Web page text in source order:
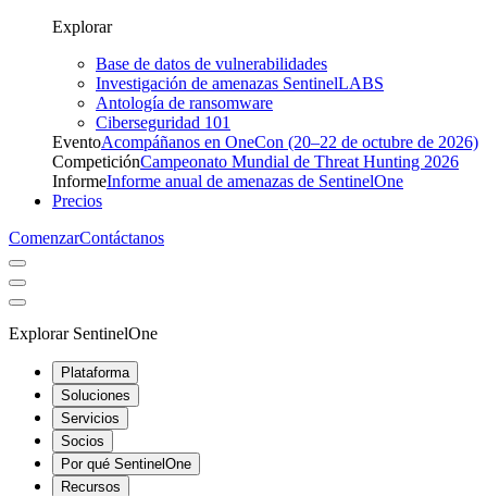
Explorar
Base de datos de vulnerabilidades
Investigación de amenazas SentinelLABS
Antología de ransomware
Ciberseguridad 101
EventoAcompáñanos en OneCon (20–22 de octubre de 2026)
CompeticiónCampeonato Mundial de Threat Hunting 2026
InformeInforme anual de amenazas de SentinelOne
Precios
ComenzarContáctanos
Explorar SentinelOne
Plataforma
Soluciones
Servicios
Socios
Por qué SentinelOne
Recursos